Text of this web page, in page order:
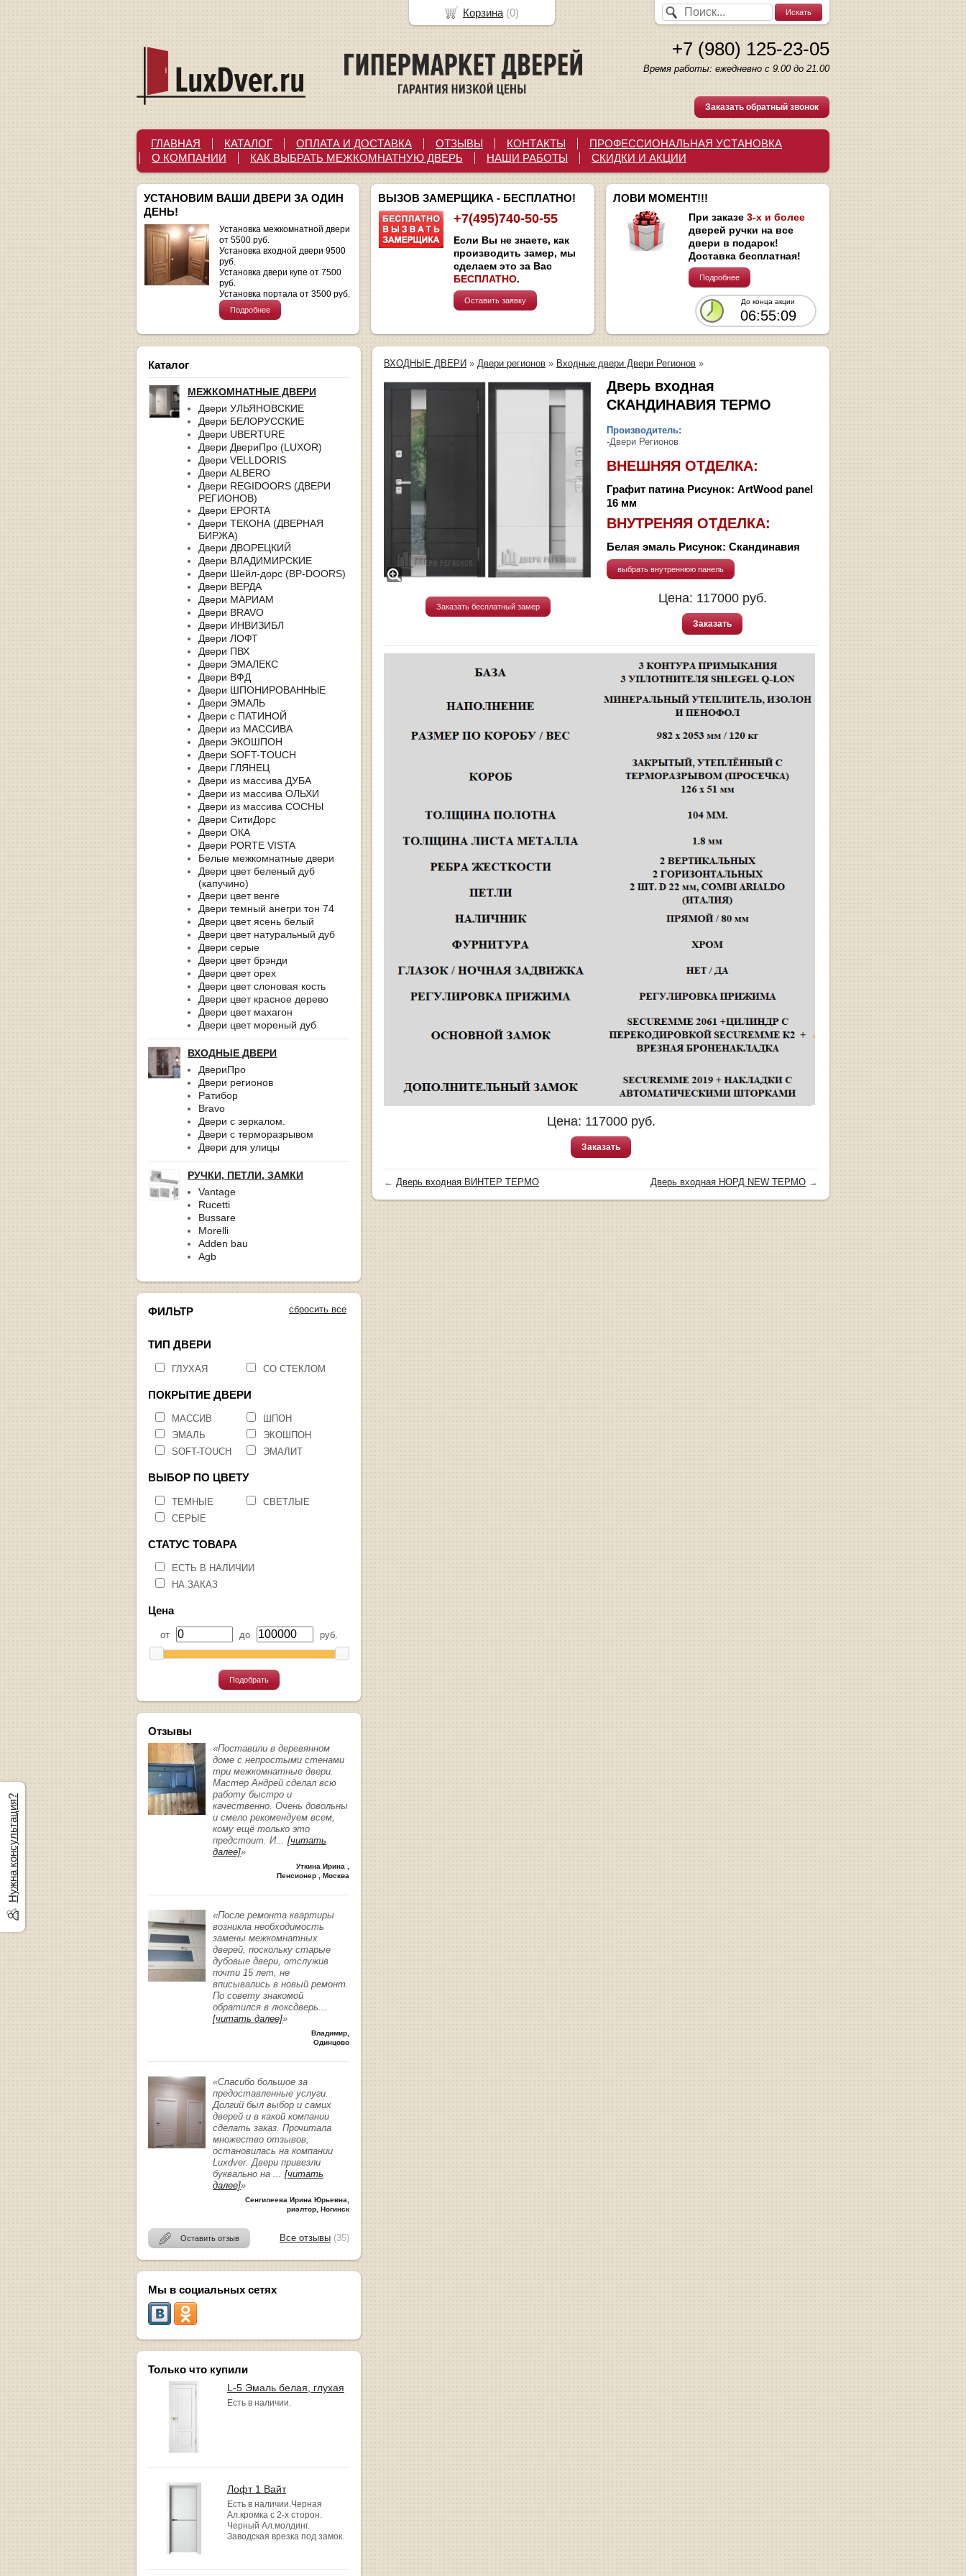
+7 (980) 125-23-05
Время работы: ежедневно с 9.00 до 21.00
Заказать обратный звонок
ГЛАВНАЯ КАТАЛОГ ОПЛАТА И ДОСТАВКА ОТЗЫВЫ КОНТАКТЫ
ПРОФЕССИОНАЛЬНАЯ УСТАНОВКА
О КОМПАНИИ
КАК ВЫБРАТЬ МЕЖКОМНАТНУЮ ДВЕРЬ НАШИ РАБОТЫ СКИДКИ И АКЦИИ
УСТАНОВИМ ВАШИ ДВЕРИ ЗА ОДИН
ДЕНЬ!
Установка межкомнатной двери
от 5500 руб.
Установка входной двери 9500
руб.
Установка двери купе от 7500
руб.
Установка портала от 3500 руб.
Подробнее
ВЫЗОВ ЗАМЕРЩИКА - БЕСПЛАТНО!
+7(495)740-50-55
Если Вы не знаете, как
производить замер, мы
сделаем это за Вас
БЕСПЛАТНО.
Оставить заявку
ЛОВИ МОМЕНТ!!!
При заказе 3-х и более
дверей ручки на все
двери в подарок!
Доставка бесплатная!
Подробнее
До конца акции
06:55:08
Каталог
МЕЖКОМНАТНЫЕ ДВЕРИ
Двери УЛЬЯНОВСКИЕ
Двери БЕЛОРУССКИЕ
Двери UBERTURE
Двери ДвериПро (LUXOR)
Двери VELLDORIS
Двери ALBERO
Двери REGIDOORS (ДВЕРИ
РЕГИОНОВ)
Двери EPORTA
Двери ТЕКОНА (ДВЕРНАЯ
БИРЖА)
Двери ДВОРЕЦКИЙ
Двери ВЛАДИМИРСКИЕ
Двери Шейл-дорс (BP-DOORS)
Двери ВЕРДА
Двери МАРИАМ
Двери BRAVO
Двери ИНВИЗИБЛ
Двери ЛОФТ
Двери ПВХ
Двери ЭМАЛЕКС
Двери ВФД
Двери ШПОНИРОВАННЫЕ
Двери ЭМАЛЬ
Двери с ПАТИНОЙ
Двери из МАССИВА
Двери ЭКОШПОН
Двери SOFT-TOUCH
Двери ГЛЯНЕЦ
Двери из массива ДУБА
Двери из массива ОЛЬХИ
Двери из массива СОСНЫ
Двери СитиДорс
Двери ОКА
Двери PORTE VISTA
Белые межкомнатные двери
Двери цвет беленый дуб
(капучино)
Двери цвет венге
Двери темный анегри тон 74
Двери цвет ясень белый
Двери цвет натуральный дуб
Двери серые
Двери цвет брэнди
Двери цвет орех
Двери цвет слоновая кость
Двери цвет красное дерево
Двери цвет махагон
Двери цвет мореный дуб
ВХОДНЫЕ ДВЕРИ
ДвериПро
Двери регионов
Ратибор
Bravo
Двери с зеркалом.
Двери с терморазрывом
Двери для улицы
РУЧКИ, ПЕТЛИ, ЗАМКИ
Vantage
Rucetti
Bussare
Morelli
Adden bau
Agb
сбросить все
ФИЛЬТР
ТИП ДВЕРИ
ГЛУХАЯ СО СТЕКЛОМ
ПОКРЫТИЕ ДВЕРИ
МАССИВ
ШПОН
ЭМАЛЬ
ЭКОШПОН
SOFT-TOUCH
ЭМАЛИТ
ВЫБОР ПО ЦВЕТУ
ТЕМНЫЕ
СВЕТЛЫЕ
СЕРЫЕ
СТАТУС ТОВАРА
ЕСТЬ В НАЛИЧИИ
НА ЗАКАЗ
Цена
от до руб.
Подобрать
Отзывы
«Поставили в деревянном
доме с непростыми стенами
три межкомнатные двери.
Мастер Андрей сделал всю
работу быстро и
качественно. Очень довольны
и смело рекомендуем всем,
кому ещё только это
предстоит. И... [читать
далее]»
Уткина Ирина ,
Пенсионер , Москва
«После ремонта квартиры
возникла необходимость
замены межкомнатных
дверей, поскольку старые
дубовые двери, отслужив
почти 15 лет, не
вписывались в новый ремонт.
По совету знакомой
обратился в люксдверь...
[читать далее]»
Владимир,
Одинцово
«Спасибо большое за
предоставленные услуги.
Долгий был выбор и самих
дверей и в какой компании
сделать заказ. Прочитала
множество отзывов,
остановилась на компании
Luxdver. Двери привезли
буквально на ... [читать
далее]»
Сенгилеева Ирина Юрьевна,
риэлтор, Ногинск
Оставить отзыв Все отзывы (35)
Мы в социальных сетях
Только что купили
L-5 Эмаль белая, глухая
Есть в наличии.
Лофт 1 Вайт
Есть в наличии.Черная
Ал.кромка с 2-х сторон.
Черный Ал.молдинг.
Заводская врезка под замок.
ВХОДНЫЕ ДВЕРИ » Двери регионов » Входные двери Двери Регионов »
Заказать бесплатный замер
Дверь входная
СКАНДИНАВИЯ ТЕРМО
Производитель:
-Двери Регионов
ВНЕШНЯЯ ОТДЕЛКА:
Графит патина Рисунок: ArtWood panel
16 мм
ВНУТРЕНЯЯ ОТДЕЛКА:
Белая эмаль Рисунок: Скандинавия
выбрать внутреннюю панель
Цена: 117000руб.
Заказать
Цена: 117000руб.
Заказать
← Дверь входная ВИНТЕР ТЕРМО Дверь входная НОРД NEW ТЕРМО →
Нужна консультация?
Корзина (0)